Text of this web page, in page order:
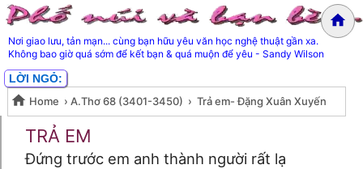
Nơi giao lưu, tản mạn... cùng bạn hữu yêu văn học nghệ thuật gần xa.
Không bao giờ quá sớm để kết bạn & quá muộn để yêu - Sandy Wilson
LỜI NGỎ:
Home › A.Thơ 68 (3401-3450) › Trả em- Đặng Xuân Xuyến
Trả em- Đặng Xuân Xuyến
TRẢ EM
Đứng trước em anh thành người rất lạ